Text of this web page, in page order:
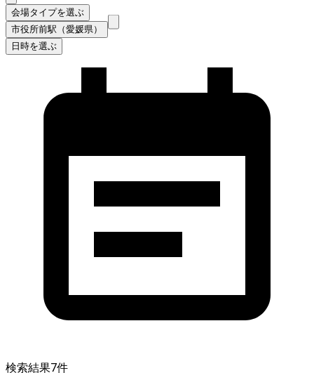
会場タイプを選ぶ
市役所前駅（愛媛県）
日時を選ぶ
検索結果7件